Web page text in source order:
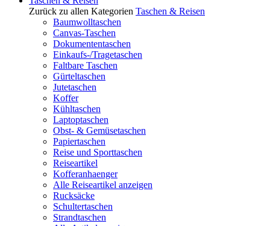
Zurück zu allen Kategorien Taschen & Reisen
Baumwolltaschen
Canvas-Taschen
Dokumententaschen
Einkaufs-/Tragetaschen
Faltbare Taschen
Gürteltaschen
Jutetaschen
Koffer
Kühltaschen
Laptoptaschen
Obst- & Gemüsetaschen
Papiertaschen
Reise und Sporttaschen
Reiseartikel
Kofferanhaenger
Alle Reiseartikel anzeigen
Rucksäcke
Schultertaschen
Strandtaschen